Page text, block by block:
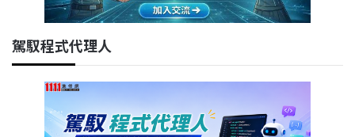
駕馭程式代理人